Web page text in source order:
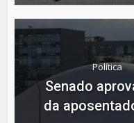
Política
Senado
da